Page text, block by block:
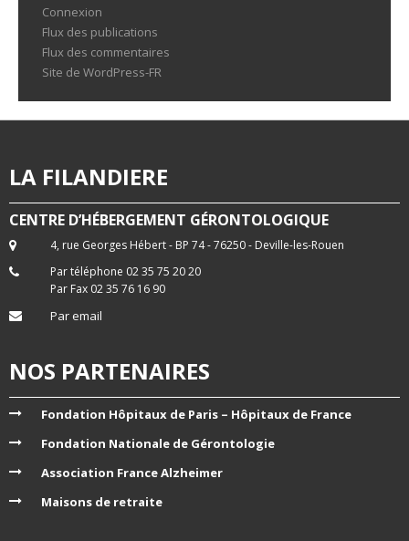
Connexion
Flux des publications
Flux des commentaires
Site de WordPress-FR
LA FILANDIERE
CENTRE D’HÉBERGEMENT GÉRONTOLOGIQUE
4, rue Georges Hébert - BP 74 - 76250 - Deville-les-Rouen
Par téléphone 02 35 75 20 20
Par Fax 02 35 76 16 90
Par email
NOS PARTENAIRES
Fondation Hôpitaux de Paris – Hôpitaux de France
Fondation Nationale de Gérontologie
Association France Alzheimer
Maisons de retraite